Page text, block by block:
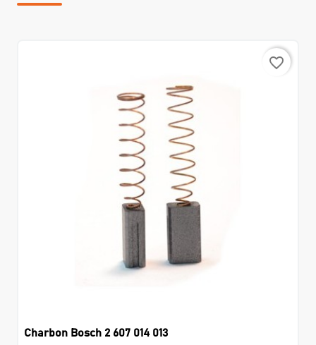
favorite_border
Charbon Bosch 2 607 014 013